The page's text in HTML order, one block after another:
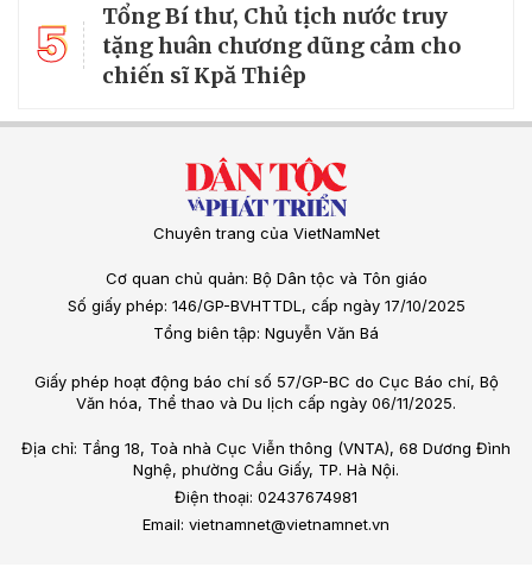
5
Tổng Bí thư, Chủ tịch nước truy
tặng huân chương dũng cảm cho
chiến sĩ Kpă Thiêp
Chuyên trang của VietNamNet
Cơ quan chủ quản: Bộ Dân tộc và Tôn giáo
Số giấy phép: 146/GP-BVHTTDL, cấp ngày 17/10/2025
Tổng biên tập: Nguyễn Văn Bá
Giấy phép hoạt động báo chí số 57/GP-BC do Cục Báo chí, Bộ
Văn hóa, Thể thao và Du lịch cấp ngày 06/11/2025.
Địa chỉ: Tầng 18, Toà nhà Cục Viễn thông (VNTA), 68 Dương Đình
Nghệ, phường Cầu Giấy, TP. Hà Nội.
Điện thoại: 02437674981
Email: vietnamnet@vietnamnet.vn